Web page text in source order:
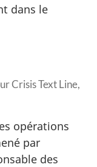
dans le
Crisis Text Line,
opérations
par
des